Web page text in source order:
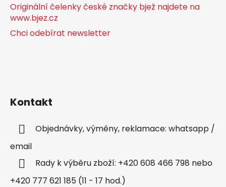
Originální čelenky české značky bjež najdete na
www.bjez.cz
Chci odebírat newsletter
Kontakt
Objednávky, výměny, reklamace: whatsapp /
email
Rady k výběru zboží: +420 608 466 798 nebo
+420 777 621 185 (11 - 17 hod.)